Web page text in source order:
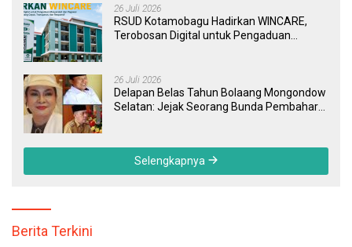
26 Juli 2026
RSUD Kotamobagu Hadirkan WINCARE,
Terobosan Digital untuk Pengaduan
26 Juli 2026
Delapan Belas Tahun Bolaang Mongondow
Selatan: Jejak Seorang Bunda Pembaharu
Selengkapnya
Berita Terkini